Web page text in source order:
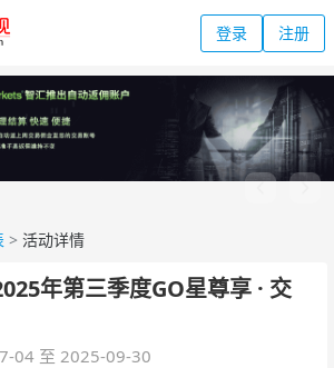
登录 注册
> 活动详情
年第三季度GO星尊享 · 交
04 至 2025-09-30